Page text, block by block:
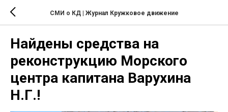
СМИ о КД | Журнал Кружковое движение
Найдены средства на
реконструкцию Морского
центра капитана Варухина
Н.Г.!